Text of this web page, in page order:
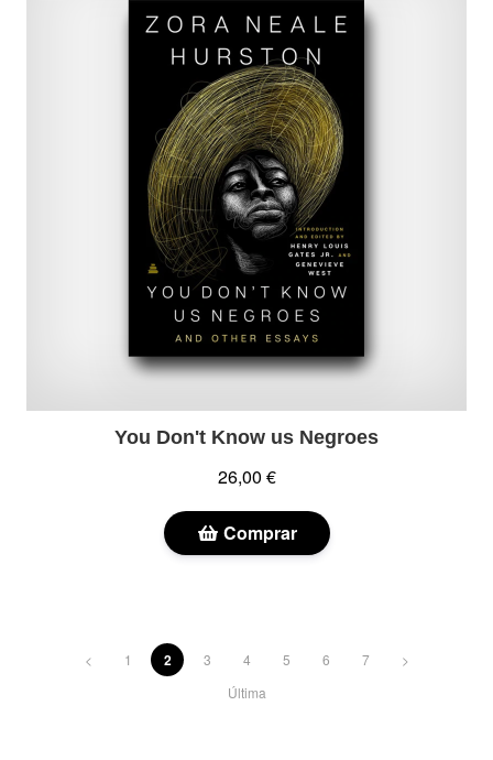
You Don't Know us Negroes
26,00 €
Comprar
< 1 2 3 4 5 6 7
>
Última